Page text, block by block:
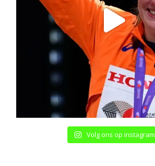
Volg ons op instagram